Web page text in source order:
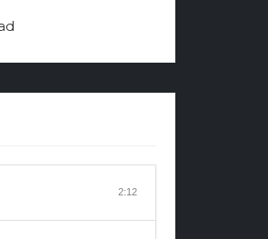
2:12